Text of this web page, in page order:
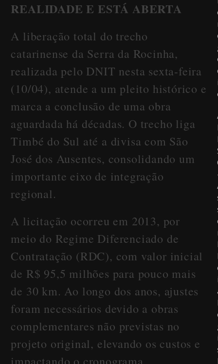
REALIDADE E ESTÁ ABERTA
A liberação total do trecho
catarinense da Serra da Rocinha,
realizada pelo DNIT nesta sexta-feira
(10/04), atende a um pleito histórico e
marca a conclusão de uma obra
aguardada há décadas. O trecho liga
Timbé do Sul até a divisa com São
José dos Ausentes, consolidando um
importante eixo de integração
regional.
A licitação ocorreu em 2013, por
meio do Regime Diferenciado de
Contratação (RDC), com valor inicial
de R$ 95,5 milhões para pouco mais
de 30 km. Ao longo dos anos, ajustes
foram necessários devido a obras
complementares não previstas no
projeto original, elevando os custos e